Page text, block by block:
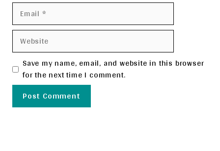
Email
Website
Save my name, email, and website in this browser
for the next time I comment.